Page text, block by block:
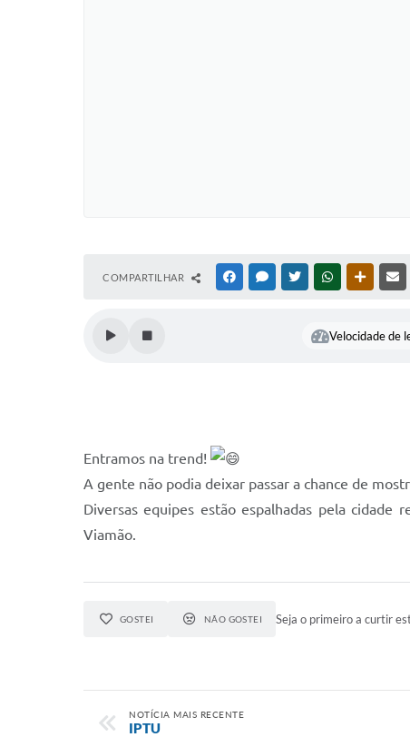
COMPARTILHAR FACEBOOKMESSENGER
TWITTERWHATSAPP
Velocidade de
Entramos na trend!
A gente não podia deixar passar a chance de
Diversas equipes estão espalhadas pela cidade
Viamão.
GOSTEI NÃO GOSTEI Seja o primeiro a curtir
NOTÍCIA MAIS RECENTE
IPTU